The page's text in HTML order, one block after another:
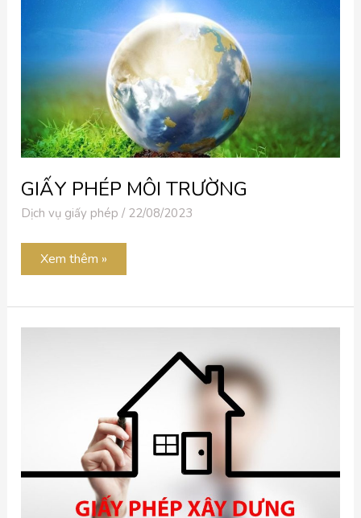
GIẤY PHÉP MÔI TRƯỜNG
Dịch vụ giấy phép / 22/08/2023
Xem thêm »
GIẤY